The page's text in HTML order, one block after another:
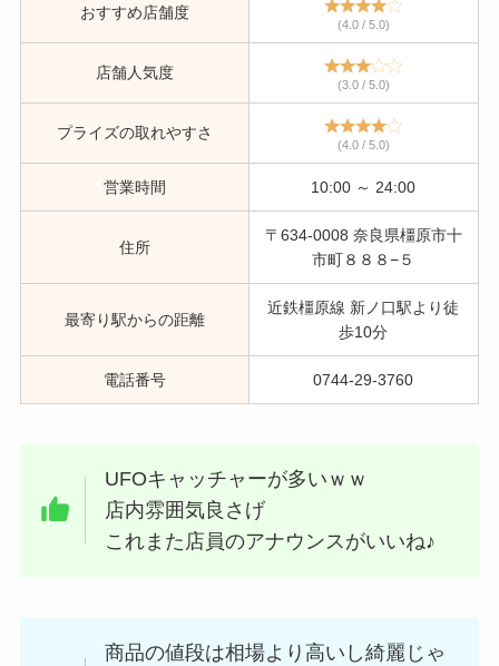
おすすめ店舗度
(4.0 / 5.0)
店舗人気度
(3.0 / 5.0)
プライズの取れやすさ
(4.0 / 5.0)
営業時間 10:00 ～ 24:00
住所
〒634-0008 奈良県橿原市十
市町８８８−５
最寄り駅からの距離
近鉄橿原線 新ノ口駅より徒
歩10分
電話番号 0744-29-3760
UFOキャッチャーが多いｗｗ
店内雰囲気良さげ
これまた店員のアナウンスがいいね♪
商品の値段は相場より高いし綺麗じゃ